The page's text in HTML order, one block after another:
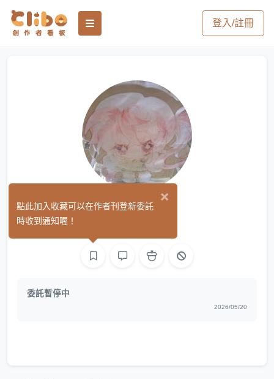
登入/註冊
青冽 (0)
委託暫停中
2026/05/20
×
點此加入收藏可以在作者刊登新委託
時收到通知喔！